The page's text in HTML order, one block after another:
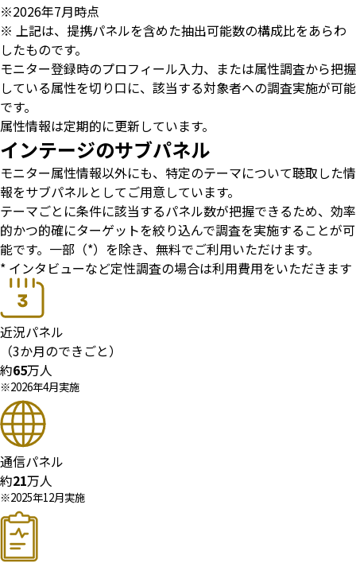
※2026年7月時点
※ 上記は、提携パネルを含めた抽出可能数の構成比をあらわ
したものです。
モニター登録時のプロフィール入力、または属性調査から把握
している属性を切り口に、該当する対象者への調査実施が可能
です。
属性情報は定期的に更新しています。
インテージのサブパネル
モニター属性情報以外にも、特定のテーマについて聴取した情
報をサブパネルとしてご用意しています。
テーマごとに条件に該当するパネル数が把握できるため、効率
的かつ的確にターゲットを絞り込んで調査を実施することが可
能です。一部（*）を除き、無料でご利用いただけます。
* インタビューなど定性調査の場合は利用費用をいただきます
近況パネル
（3か月のできごと）
約65万人
※2026年4月実施
通信パネル
約21万人
※2025年12月実施